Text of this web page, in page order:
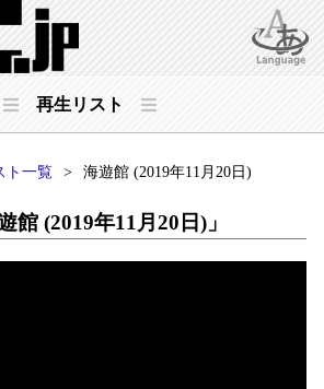
再生リスト
ト一覧 海遊館 (2019年11月20日)
館 (2019年11月20日)」